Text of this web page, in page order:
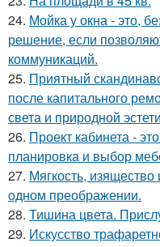
24. Мойка у окна - это,
решение, если
коммуникаций.
25. Приятный
после капитального
света и природной
26. Проект кабинета -
планировка и выбор
27. Мягкость,
одном преображении.
28. Тишина цвета.
29. Искусство